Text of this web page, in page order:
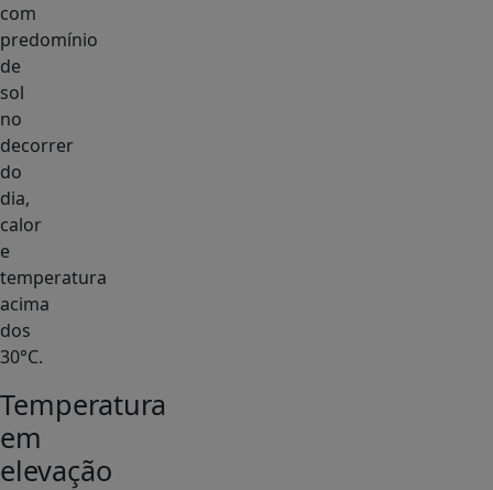
com
predomínio
de
sol
no
decorrer
do
dia,
calor
e
temperatura
acima
dos
30°C.
Temperatura
em
elevação